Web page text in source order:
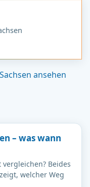
ansehen
– was wann
Beides
welcher Weg